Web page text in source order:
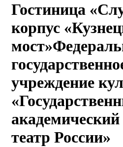
Гостиница
корпус
учреждение
театр России»